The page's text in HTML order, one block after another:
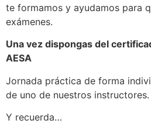
te formamos y ayudamos para
exámenes.
Una vez dispongas del
AESA
Jornada práctica de forma
de uno de nuestros instructores.
Y recuerda…